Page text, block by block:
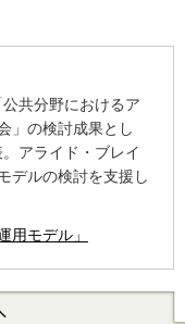
共分野におけるア
」の検討成果とし
アライド・ブレイ
デルの検討を支援し
用モデル」